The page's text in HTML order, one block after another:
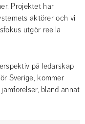
Projektet har
aktörer och vi
utgör reella
på ledarskap
Sverige, kommer
bland annat